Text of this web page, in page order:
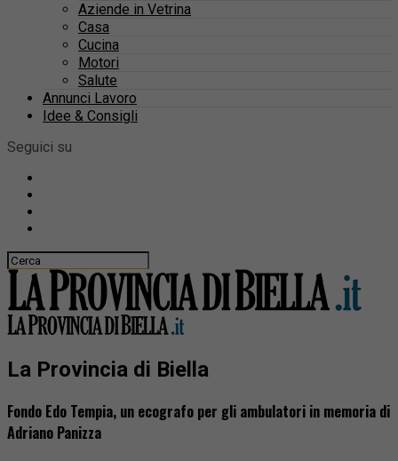
Aziende in Vetrina
Casa
Cucina
Motori
Salute
Annunci Lavoro
Idee & Consigli
Seguici su
La Provincia di Biella
Fondo Edo Tempia, un ecografo per gli ambulatori in memoria di
Adriano Panizza